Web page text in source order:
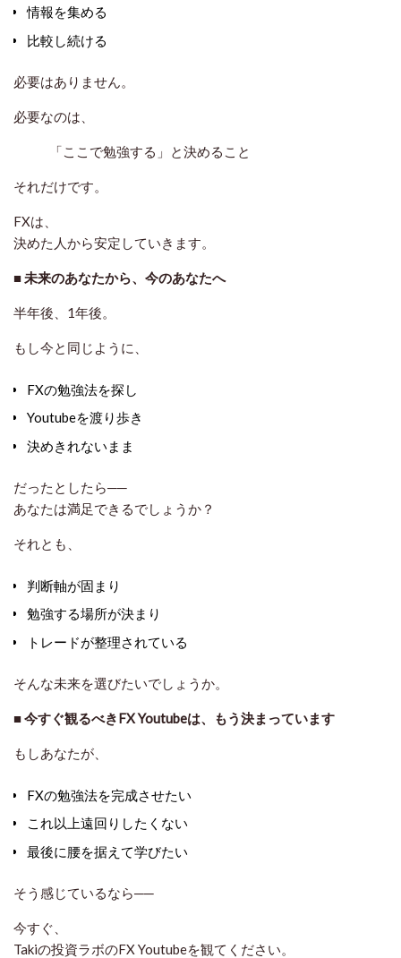
情報を集める
比較し続ける
必要はありません。
必要なのは、
「ここで勉強する」と決めること
それだけです。
FXは、
決めた人から安定していきます。
■未来のあなたから、今のあなたへ
半年後、1年後。
もし今と同じように、
FXの勉強法を探し
Youtubeを渡り歩き
決めきれないまま
だったとしたら──
あなたは満足できるでしょうか？
それとも、
判断軸が固まり
勉強する場所が決まり
トレードが整理されている
そんな未来を選びたいでしょうか。
■今すぐ観るべきFX Youtubeは、もう決まっています
もしあなたが、
FXの勉強法を完成させたい
これ以上遠回りしたくない
最後に腰を据えて学びたい
そう感じているなら──
今すぐ、
Takiの投資ラボのFX Youtubeを観てください。